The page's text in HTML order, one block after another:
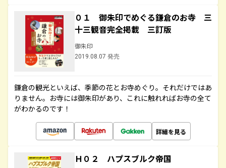
０１ 御朱印でめぐる鎌倉のお寺 三
十三観音完全掲載 三訂版
御朱印
2019.08.07 発売
鎌倉の観光といえば、季節の花とお寺めぐり。それだけではあ
りません。お寺には御朱印があり、これに触れればお寺の全て
がわかるのです！
詳細を見る
Ｈ０２ ハプスブルク帝国